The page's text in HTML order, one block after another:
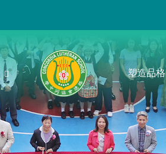
塑造品格